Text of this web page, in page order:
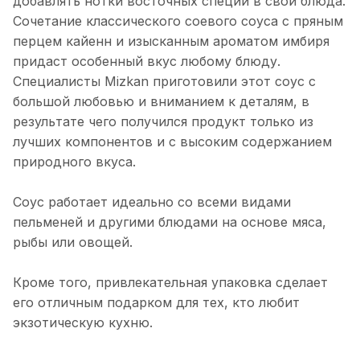
Сочетание классического соевого соуса с пряным
перцем кайенн и изысканным ароматом имбиря
придаст особенный вкус любому блюду.
Специалисты Mizkan приготовили этот соус с
большой любовью и вниманием к деталям, в
результате чего получился продукт только из
лучших компонентов и с высоким содержанием
природного вкуса.
Соус работает идеально со всеми видами
пельменей и другими блюдами на основе мяса,
рыбы или овощей.
Кроме того, привлекательная упаковка сделает
его отличным подарком для тех, кто любит
экзотическую кухню.